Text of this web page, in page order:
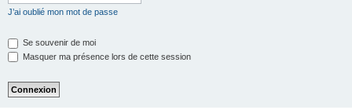
J’ai oublié mon mot de passe
Se souvenir de moi
Masquer ma présence lors de cette session